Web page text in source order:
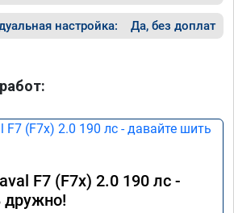
настройка: Да, без доплат
F7 (F7x) 2.0 190 лс -
дружно!